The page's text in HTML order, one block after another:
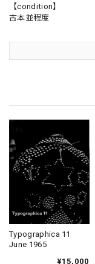
【condition】
古本並程度
Typographica 11
June 1965
¥15,000